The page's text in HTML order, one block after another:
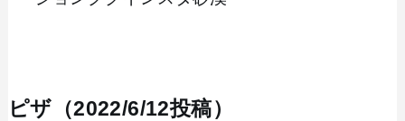
ピザ（2022/6/12投稿）